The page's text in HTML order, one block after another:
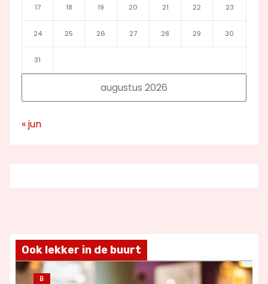
augustus 2026
17 18 19 20 21 22 23
24 25 26 27 28 29 30
31
« jun
Ook lekker in de buurt
B